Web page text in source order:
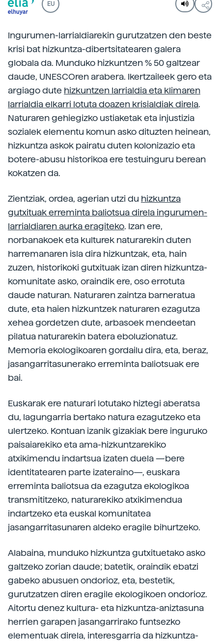
EU
Ingurumen-larrialdiarekin gurutzatzen den beste
krisi bat hizkuntza-dibertsitatearen galera
globala da. Munduko hizkuntzen % 50 galtzear
daude, UNESCOren arabera. Ikertzaileek gero eta
argiago dute hizkuntzen larrialdia eta klimaren
larrialdia elkarri lotuta doazen krisialdiak direla.
Naturaren gehiegizko ustiaketak eta injustizia
sozialek elementu komun asko dituzten heinean,
hizkuntza askok pairatu duten kolonizazio eta
botere-abusu historikoa ere testuinguru berean
kokatzen da.
Zientziak, ordea, agerian utzi du hizkuntza
gutxituak erreminta baliotsua direla ingurumen-
larrialdiaren aurka eragiteko. Izan ere,
norbanakoek eta kulturek naturarekin duten
harremanaren isla dira hizkuntzak, eta, hain
zuzen, historikoki gutxituak izan diren hizkuntza-
komunitate asko, oraindik ere, oso errotuta
daude naturan. Naturaren zaintza barneratua
dute, eta haien hizkuntzek naturaren ezagutza
xehea gordetzen dute, arbasoek mendeetan
pilatua naturarekin batera eboluzionatuz.
Memoria ekologikoaren gordailu dira, eta, beraz,
jasangarritasunerako erreminta baliotsuak ere
bai.
Euskarak ere naturari lotutako hiztegi aberatsa
du, lagungarria bertako natura ezagutzeko eta
ulertzeko. Kontuan izanik gizakiak bere inguruko
paisaiarekiko eta ama-hizkuntzarekiko
atxikimendu indartsua izaten duela —bere
identitatearen parte izateraino—, euskara
erreminta baliotsua da ezagutza ekologikoa
transmititzeko, naturarekiko atxikimendua
indartzeko eta euskal komunitatea
jasangarritasunaren aldeko eragile bihurtzeko.
Alabaina, munduko hizkuntza gutxituetako asko
galtzeko zorian daude; batetik, oraindik ebatzi
gabeko abusuen ondorioz, eta, bestetik,
gurutzatzen diren eragile ekologikoen ondorioz.
Aitortu denez kultura- eta hizkuntza-aniztasuna
herrien garapen jasangarrirako funtsezko
elementuak direla, interesgarria da hizkuntza-